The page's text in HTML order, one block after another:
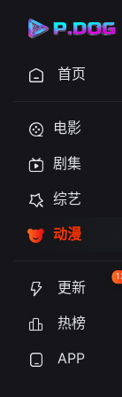
首页
电影
剧集
综艺
动漫
更新
热榜
APP